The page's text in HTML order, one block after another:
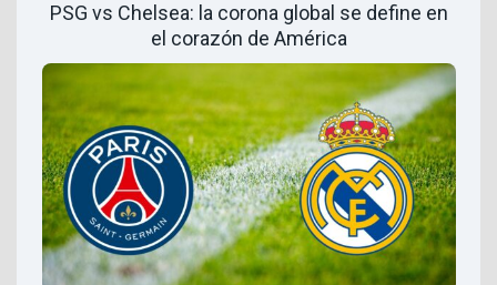
PSG vs Chelsea: la corona global se define en
el corazón de América